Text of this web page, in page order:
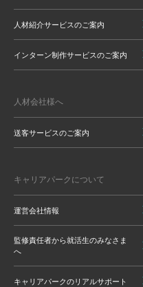
人材紹介サービスのご案内
インターン制作サービスのご案内
人材会社様へ
送客サービスのご案内
キャリアパークについて
運営会社情報
監修責任者から就活生のみなさま
へ
キャリアパークのリアルサポート